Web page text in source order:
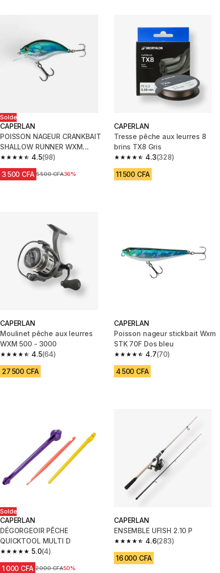
Solde
CAPERLAN
POISSON NAGEUR CRANKBAIT
SHALLOW RUNNER WXM
CRKSR 53 F DOS BLEU
4.5
4.5 out of 5 stars from 98 reviews
(98)
3 500 CFA Prix avant réduction
5 500 CFA36%
CAPERLAN
Tresse pêche aux leurres 8
brins TX8 Gris
4.3
4.3 out of 5 stars from 328
(328)
11 500 CFA
CAPERLAN
Moulinet pêche aux leurres
WXM 500 - 3000
4.5
4.5 out of 5 stars from 64 reviews
(64)
27 500 CFA
CAPERLAN
Poisson nageur stickbait Wxm
STK 70F Dos bleu
4.7
4.7 out of 5 stars from 70
(70)
4 500 CFA
Solde
CAPERLAN
DÉGORGEOIR PÊCHE
QUICKTOOL MULTI D
5.0
5.0 out of 5 stars from 4 reviews
(4)
1 000 CFA Prix avant réduction
2 000 CFA50%
CAPERLAN
ENSEMBLE UFISH 2.10 P
4.6
4.6 out of 5 stars from 283
(283)
16 000 CFA